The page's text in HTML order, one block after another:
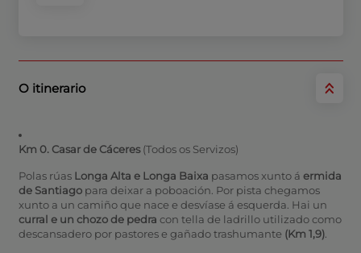
O itinerario
Km 0. Casar de Cáceres(Todos os Servizos)
Polas rúas Longa Alta e Longa Baixa pasamos xunto á ermida
de Santiagopara deixar a poboación. Por pista chegamos
xunto a un camiño que nace e desvíase á esquerda. Hai un
curral e un chozo de pedra con tella de ladrillo utilizado como
descansadero por pastores e gañado trashumante (Km 1,9).